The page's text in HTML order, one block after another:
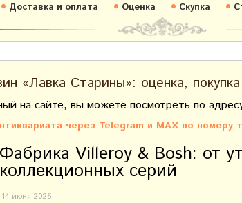
Доставка и оплата Оценка Скупка
«Лавка Старины»: оценка,
на сайте, вы можете посмотреть по
через Telegram и MAX по
Фабрика Villeroy & Bosh: от
коллекционных серий
14 июня 2026